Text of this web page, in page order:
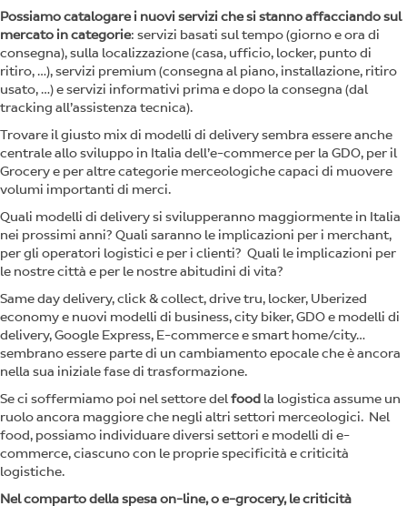
Possiamo catalogare i nuovi servizi che si stanno affacciando sul
mercato in categorie: servizi basati sul tempo (giorno e ora di
consegna), sulla localizzazione (casa, ufficio, locker, punto di
ritiro, …), servizi premium (consegna al piano, installazione, ritiro
usato, …) e servizi informativi prima e dopo la consegna (dal
tracking all’assistenza tecnica).
Trovare il giusto mix di modelli di delivery sembra essere anche
centrale allo sviluppo in Italia dell’e-commerce per la GDO, per il
Grocery e per altre categorie merceologiche capaci di muovere
volumi importanti di merci.
Quali modelli di delivery si svilupperanno maggiormente in Italia
nei prossimi anni? Quali saranno le implicazioni per i merchant,
per gli operatori logistici e per i clienti? Quali le implicazioni per
le nostre città e per le nostre abitudini di vita?
Same day delivery, click & collect, drive tru, locker, Uberized
economy e nuovi modelli di business, city biker, GDO e modelli di
delivery, Google Express, E-commerce e smart home/city…
sembrano essere parte di un cambiamento epocale che è ancora
nella sua iniziale fase di trasformazione.
Se ci soffermiamo poi nel settore delfood la logistica assume un
ruolo ancora maggiore che negli altri settori merceologici. Nel
food, possiamo individuare diversi settori e modelli di e-
commerce, ciascuno con le proprie specificità e criticità
logistiche.
Nel comparto della spesa on-line, o e-grocery, le criticità